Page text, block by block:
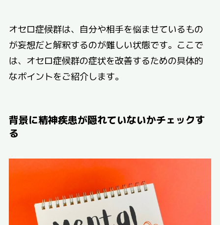
オセロ症候群は、自分や相手を悩ませているもの
が妄想だと解釈するのが難しい状態です。ここで
は、オセロ症候群の症状を改善するための具体的
なポイントをご紹介します。
背景に精神疾患が隠れていないかチェックす
る